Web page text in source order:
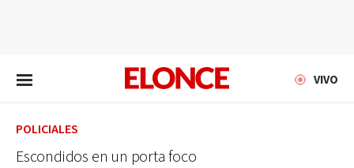
VIVO
POLICIALES
Escondidos en un porta foco